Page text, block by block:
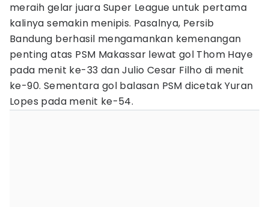
meraih gelar juara Super League untuk pertama
kalinya semakin menipis. Pasalnya, Persib
Bandung berhasil mengamankan kemenangan
penting atas PSM Makassar lewat gol Thom Haye
pada menit ke-33 dan Julio Cesar Filho di menit
ke-90. Sementara gol balasan PSM dicetak Yuran
Lopes pada menit ke-54.